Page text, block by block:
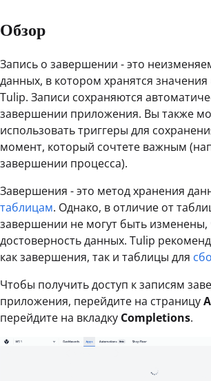
Обзор
Запись о завершении - это
данных, в котором хранятся
Tulip. Записи сохраняются
завершении приложения. Вы также
использовать триггеры для
момент, который сочтете важным
завершении процесса).
Завершения - это метод хранения
таблицам. Однако, в отличие от
завершении не могут быть изменены,
достоверность данных. Tulip
как завершения, так и таблицы для
Чтобы получить доступ к записям
приложения, перейдите на страницу
перейдите на вкладку Completions.